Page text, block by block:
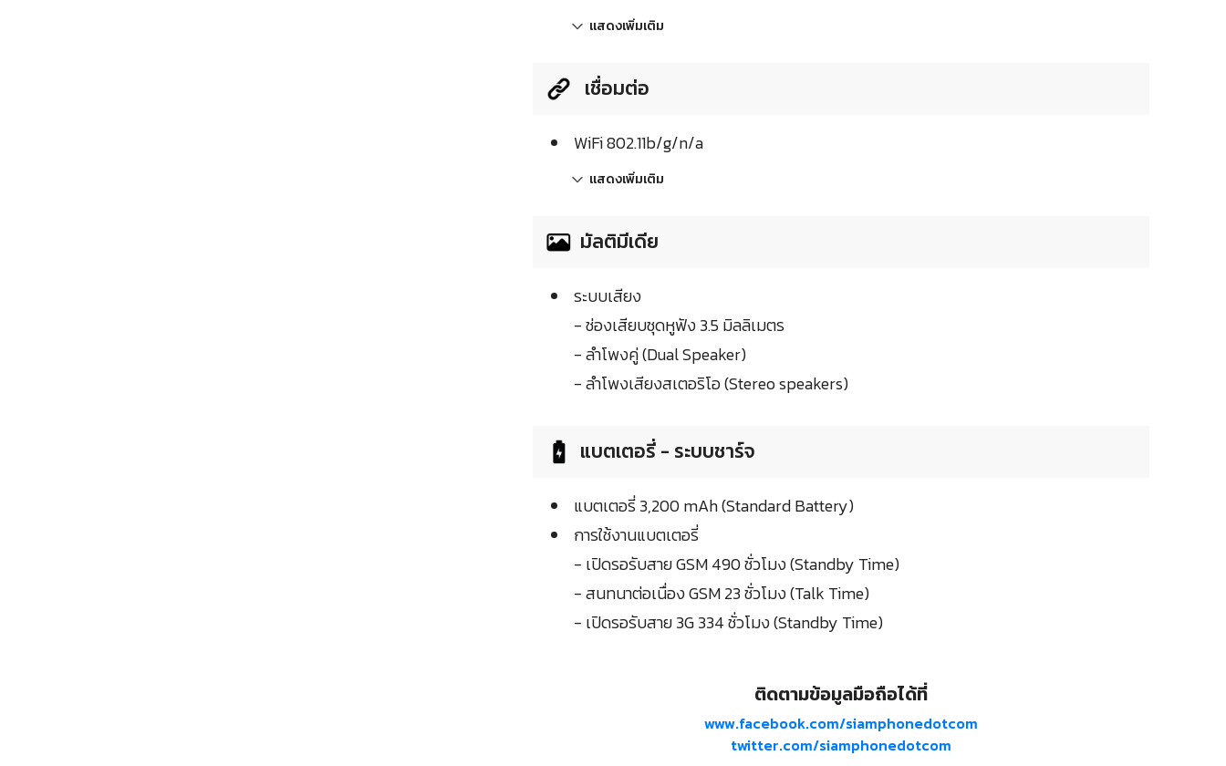
แสดงเพิ่มเติม
เชื่อมต่อ
WiFi 802.11b/g/n/a
แสดงเพิ่มเติม
มัลติมีเดีย
ระบบเสียง
- ช่องเสียบชุดหูฟัง 3.5 มิลลิเมตร
- ลำโพงคู่ (Dual Speaker)
- ลำโพงเสียงสเตอริโอ (Stereo speakers)
แบตเตอรี่ - ระบบชาร์จ
แบตเตอรี่ 3,200 mAh (Standard Battery)
การใช้งานแบตเตอรี่
- เปิดรอรับสาย GSM 490 ชั่วโมง (Standby Time)
- สนทนาต่อเนื่อง GSM 23 ชั่วโมง (Talk Time)
- เปิดรอรับสาย 3G 334 ชั่วโมง (Standby Time)
ติดตามข้อมูลมือถือได้ที่
www.facebook.com/siamphonedotcom
twitter.com/siamphonedotcom